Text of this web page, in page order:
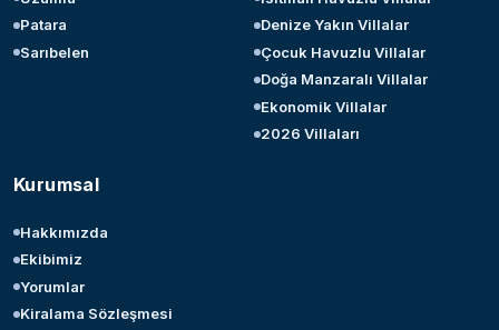
Patara
Sarıbelen
Denize Yakın Villalar
Çocuk Havuzlu Villalar
Doğa Manzaralı Villalar
Ekonomik Villalar
2026 Villaları
Kurumsal
Hakkımızda
Ekibimiz
Yorumlar
Kiralama Sözleşmesi